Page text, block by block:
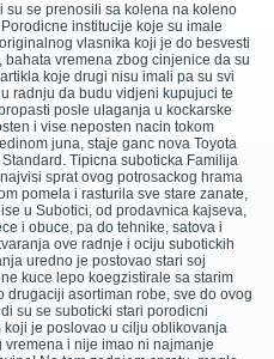
su se prenosili sa kolena na koleno
institucije koje su imale
vlasnika koji je do besvesti
vremena zbog cinjenice da su
koje drugi nisu imali pa su svi
radnju da budu vidjeni kupujuci te
posle ulaganja u kockarske
i vise neposten nacin tokom
juna, staje ganc nova Toyota
Tipicna suboticka Familija
sprat ovog potrosackog hrama
pomela i rasturila sve stare zanate,
u Subotici, od prodavnica kajseva,
i obuce, pa do tehnike, satova i
ove radnje i ociju subotickih
uredno je postovao stari soj
kuce lepo koegzistirale sa starim
asortiman robe, sve do ovog
su se suboticki stari porodicni
je poslovao u cilju oblikovanja
i nije imao ni najmanje